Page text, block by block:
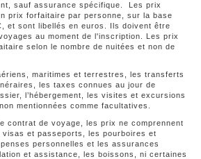
sauf assurance spécifique. Les prix
prix forfaitaire par personne, sur la base
et sont libellés en euros. Ils doivent être
au moment de l'inscription. Les prix
selon le nombre de nuitées et non de
maritimes et terrestres, les transferts
les taxes connues au jour de
l’hébergement, les visites et excursions
mentionnées comme facultatives.
contrat de voyage, les prix ne comprennent
et passeports, les pourboires et
personnelles et les assurances
et assistance, les boissons, ni certaines